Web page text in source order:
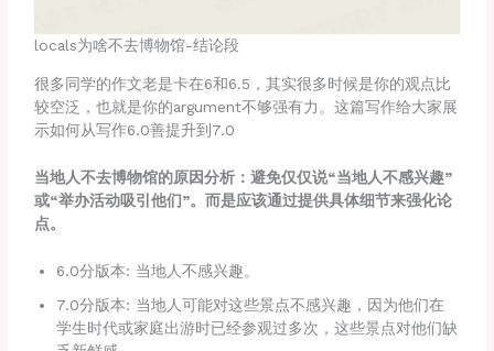
locals为啥不去博物馆-结论段
很多同学的作文老是卡在6和6.5，其实很多时候是你的观点比
较空泛，也就是你的argument不够强有力。这篇写作给大家展
示如何从写作6.0善提升到7.0
当地人不去博物馆的原因分析：避免仅仅说“当地人不感兴趣”
或“举办活动吸引他们”。而是应该通过提供具体细节来强化论
点。
6.0分版本: 当地人不感兴趣。
7.0分版本: 当地人可能对这些景点不感兴趣，因为他们在
学生时代或家庭出游时已经参观过多次，这些景点对他们缺